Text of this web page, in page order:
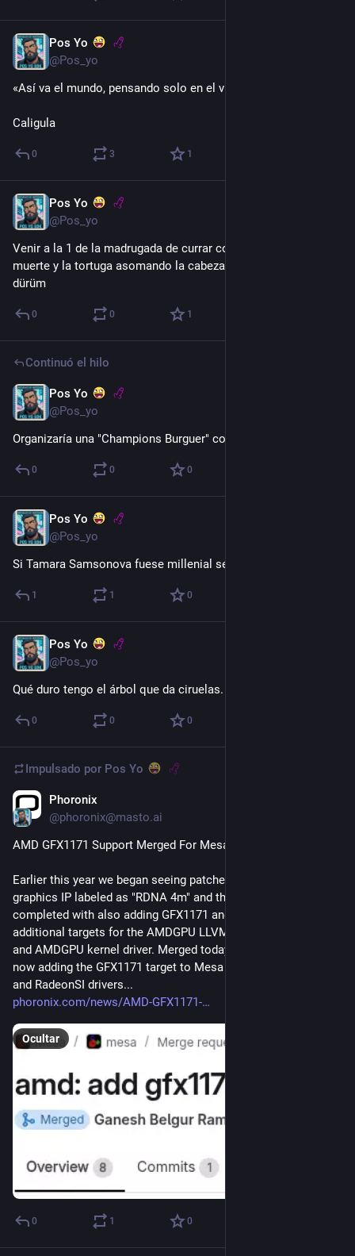
Pos Yo
@Pos_yo
«Así va el mundo, pensando solo en el vicio.»
Caligula
0 3 1
Pos Yo
@Pos_yo
Venir a la 1 de la madrugada de currar con los calores de la
muerte y la tortuga asomando la cabeza por haber cenado
dürüm
0 0 1
Continuó el hilo
Pos Yo
@Pos_yo
Organizaría una "Champions Burguer" con carne humana... 😂
0 0 0
Pos Yo
@Pos_yo
Si Tamara Samsonova fuese millenial sería una foodie.
1 1 0
Pos Yo
@Pos_yo
Qué duro tengo el árbol que da ciruelas.
0 0 0
Impulsado por Pos Yo
Phoronix
@phoronix@masto.ai
AMD GFX1171 Support Merged For Mesa 26.3
Earlier this year we began seeing patches for AMD GFX1170
graphics IP labeled as "RDNA 4m" and that was then
completed with also adding GFX1171 and GFX1172 as
additional targets for the AMDGPU LLVM compiler back-end
and AMDGPU kernel driver. Merged today for Mesa 26.3 is
now adding the GFX1171 target to Mesa 26.3 for the RADV
and RadeonSI drivers...
phoronix.com/news/AMD-GFX1171-
Ocultar
0 1 0